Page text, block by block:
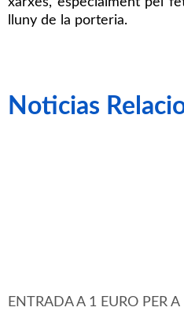
lluny de la porteria.
Noticias
ENTRADA A 1 EURO PER A